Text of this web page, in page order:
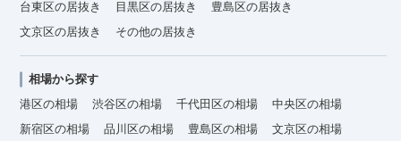
台東区の居抜き
目黒区の居抜き
豊島区の居抜き
文京区の居抜き
その他の居抜き
相場から探す
港区の相場
渋谷区の相場 千代田区の相場
中央区の相場
新宿区の相場
品川区の相場 豊島区の相場
文京区の相場